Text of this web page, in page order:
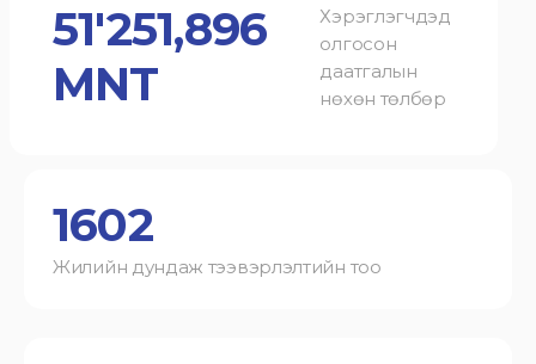
51'251,896
MNT
Хэрэглэгчдэд
олгосон
даатгалын
нөхөн төлбөр
1602
Жилийн дундаж тээвэрлэлтийн тоо